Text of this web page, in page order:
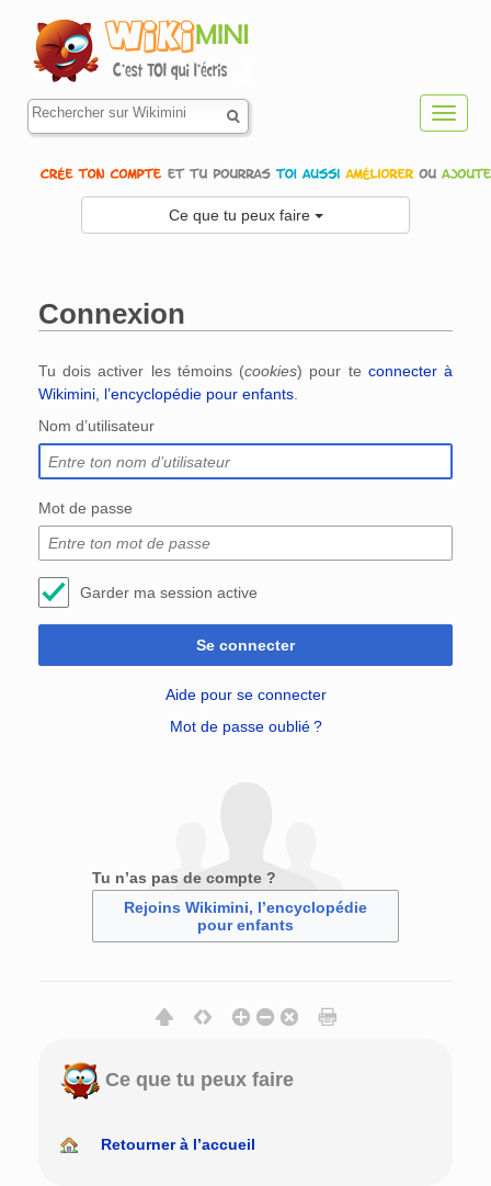
Ce que tu peux faire
Connexion
Tu dois activer les témoins (cookies) pour te connecter à
Wikimini, l’encyclopédie pour enfants.
Nom d’utilisateur
Mot de passe
Garder ma session active
Se connecter
Aide pour se connecter
Mot de passe oublié ?
Tu n’as pas de compte ?
Rejoins Wikimini, l’encyclopédie
pour enfants
Ce que tu peux faire
Retourner à l’accueil